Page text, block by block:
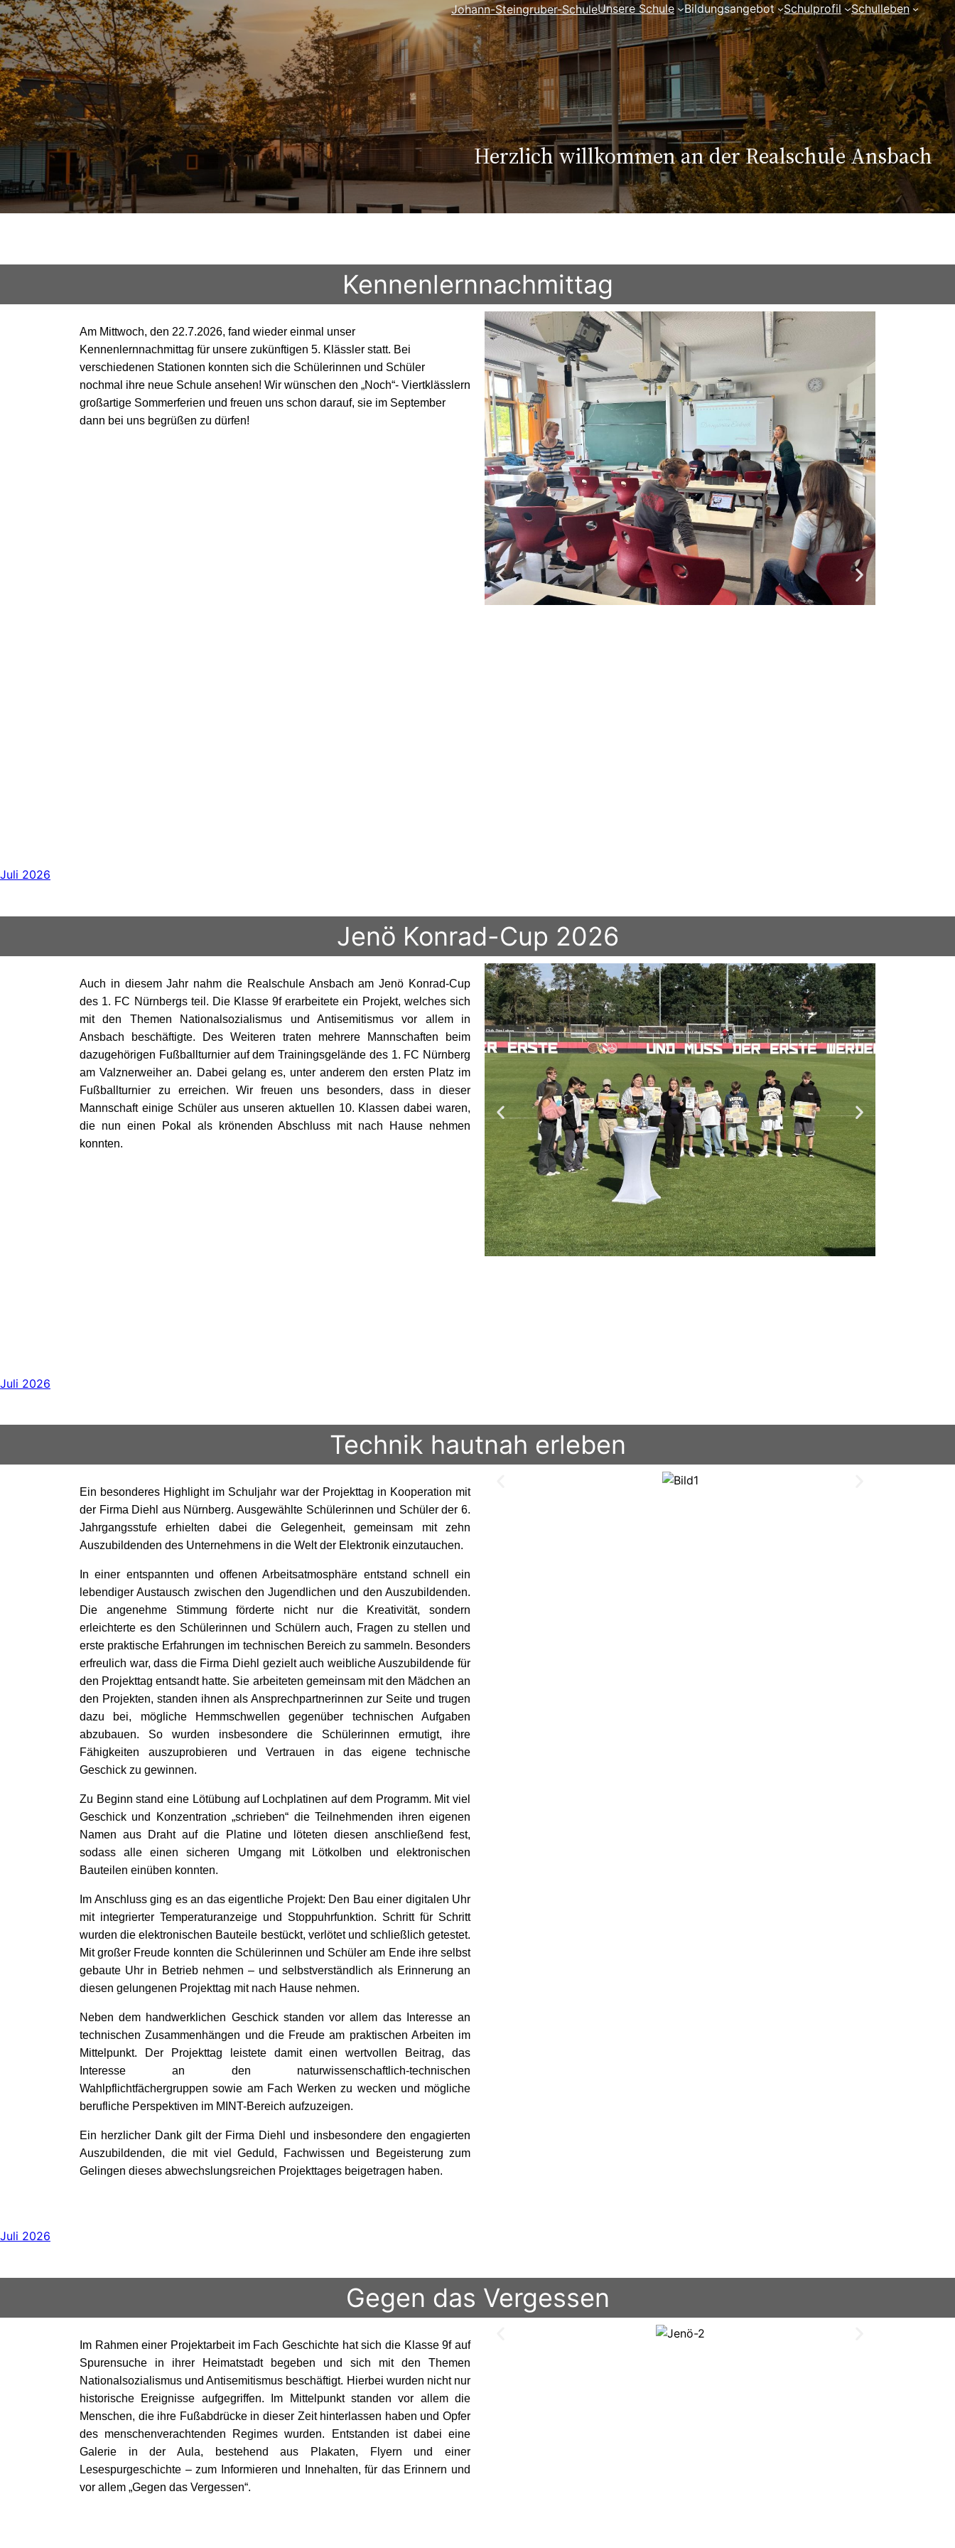
Johann-Steingruber-SchuleUnsere Schule Bildungsangebot Schulprofil Schulleben
Herzlich willkommen an der Realschule Ansbach
Kennenlernnachmittag
Am Mittwoch, den 22.7.2026, fand wieder einmal unser
Kennenlernnachmittag für unsere zukünftigen 5. Klässler statt. Bei
verschiedenen Stationen konnten sich die Schülerinnen und Schüler
nochmal ihre neue Schule ansehen! Wir wünschen den „Noch“- Viertklässlern
großartige Sommerferien und freuen uns schon darauf, sie im September
dann bei uns begrüßen zu dürfen!
Juli 2026
Jenö Konrad-Cup 2026
Auch in diesem Jahr nahm die Realschule Ansbach am Jenö Konrad-Cup
des 1. FC Nürnbergs teil. Die Klasse 9f erarbeitete ein Projekt, welches sich
mit den Themen Nationalsozialismus und Antisemitismus vor allem in
Ansbach beschäftigte. Des Weiteren traten mehrere Mannschaften beim
dazugehörigen Fußballturnier auf dem Trainingsgelände des 1. FC Nürnberg
am Valznerweiher an. Dabei gelang es, unter anderem den ersten Platz im
Fußballturnier zu erreichen. Wir freuen uns besonders, dass in dieser
Mannschaft einige Schüler aus unseren aktuellen 10. Klassen dabei waren,
die nun einen Pokal als krönenden Abschluss mit nach Hause nehmen
konnten.
Juli 2026
Technik hautnah erleben
Ein besonderes Highlight im Schuljahr war der Projekttag in Kooperation mit
der Firma Diehl aus Nürnberg. Ausgewählte Schülerinnen und Schüler der 6.
Jahrgangsstufe erhielten dabei die Gelegenheit, gemeinsam mit zehn
Auszubildenden des Unternehmens in die Welt der Elektronik einzutauchen.
In einer entspannten und offenen Arbeitsatmosphäre entstand schnell ein
lebendiger Austausch zwischen den Jugendlichen und den Auszubildenden.
Die angenehme Stimmung förderte nicht nur die Kreativität, sondern
erleichterte es den Schülerinnen und Schülern auch, Fragen zu stellen und
erste praktische Erfahrungen im technischen Bereich zu sammeln. Besonders
erfreulich war, dass die Firma Diehl gezielt auch weibliche Auszubildende für
den Projekttag entsandt hatte. Sie arbeiteten gemeinsam mit den Mädchen an
den Projekten, standen ihnen als Ansprechpartnerinnen zur Seite und trugen
dazu bei, mögliche Hemmschwellen gegenüber technischen Aufgaben
abzubauen. So wurden insbesondere die Schülerinnen ermutigt, ihre
Fähigkeiten auszuprobieren und Vertrauen in das eigene technische
Geschick zu gewinnen.
Zu Beginn stand eine Lötübung auf Lochplatinen auf dem Programm. Mit viel
Geschick und Konzentration „schrieben“ die Teilnehmenden ihren eigenen
Namen aus Draht auf die Platine und löteten diesen anschließend fest,
sodass alle einen sicheren Umgang mit Lötkolben und elektronischen
Bauteilen einüben konnten.
Im Anschluss ging es an das eigentliche Projekt: Den Bau einer digitalen Uhr
mit integrierter Temperaturanzeige und Stoppuhrfunktion. Schritt für Schritt
wurden die elektronischen Bauteile bestückt, verlötet und schließlich getestet.
Mit großer Freude konnten die Schülerinnen und Schüler am Ende ihre selbst
gebaute Uhr in Betrieb nehmen – und selbstverständlich als Erinnerung an
diesen gelungenen Projekttag mit nach Hause nehmen.
Neben dem handwerklichen Geschick standen vor allem das Interesse an
technischen Zusammenhängen und die Freude am praktischen Arbeiten im
Mittelpunkt. Der Projekttag leistete damit einen wertvollen Beitrag, das
Interesse an den naturwissenschaftlich-technischen
Wahlpflichtfächergruppen sowie am Fach Werken zu wecken und mögliche
berufliche Perspektiven im MINT-Bereich aufzuzeigen.
Ein herzlicher Dank gilt der Firma Diehl und insbesondere den engagierten
Auszubildenden, die mit viel Geduld, Fachwissen und Begeisterung zum
Gelingen dieses abwechslungsreichen Projekttages beigetragen haben.
Juli 2026
Gegen das Vergessen
Im Rahmen einer Projektarbeit im Fach Geschichte hat sich die Klasse 9f auf
Spurensuche in ihrer Heimatstadt begeben und sich mit den Themen
Nationalsozialismus und Antisemitismus beschäftigt. Hierbei wurden nicht nur
historische Ereignisse aufgegriffen. Im Mittelpunkt standen vor allem die
Menschen, die ihre Fußabdrücke in dieser Zeit hinterlassen haben und Opfer
des menschenverachtenden Regimes wurden. Entstanden ist dabei eine
Galerie in der Aula, bestehend aus Plakaten, Flyern und einer
Lesespurgeschichte – zum Informieren und Innehalten, für das Erinnern und
vor allem „Gegen das Vergessen“.